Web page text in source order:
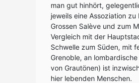
man gut hinhört,
jeweils eine Assoziation
Grossen Salève und zum
Vergleich mit der
Schwelle zum Süden, mit
Grenoble, an
von Grautönen) ist
hier lebenden Menschen.